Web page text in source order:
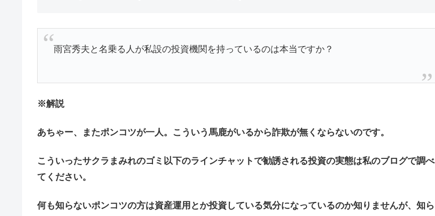
雨宮秀夫と名乗る人が私設の投資機関を持っているのは本当ですか？
※解説
あちゃー、またポンコツが一人。こういう馬鹿がいるから詐欺が無くならないのです。
こういったサクラまみれのゴミ以下のラインチャットで勧誘される投資の実態は私のブログで調べ
てください。
何も知らないポンコツの方は資産運用とか投資している気分になっているのか知りませんが、知ら